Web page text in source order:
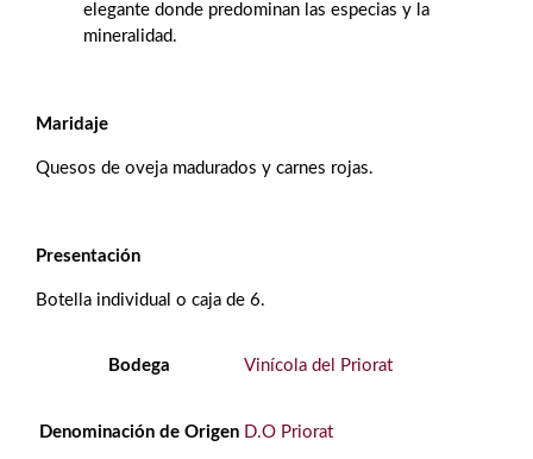
elegante donde predominan las especias y la
mineralidad.
Maridaje
Quesos de oveja madurados y carnes rojas.
Presentación
Botella individual o caja de 6.
Bodega Vinícola del Priorat
Denominación de Origen D.O Priorat